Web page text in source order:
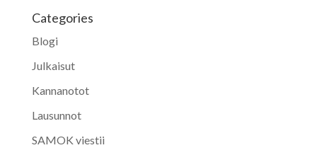
Categories
Blogi
Julkaisut
Kannanotot
Lausunnot
SAMOK viestii